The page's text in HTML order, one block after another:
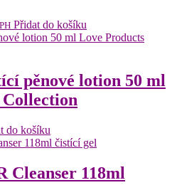
Přidat do košíku
pěnové lotion 50 ml
do košíku
Cleanser 118ml